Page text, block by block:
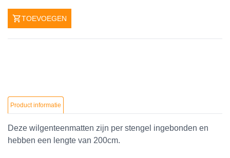
TOEVOEGEN
Product informatie
Deze wilgenteenmatten zijn per stengel ingebonden en
hebben een lengte van 200cm.